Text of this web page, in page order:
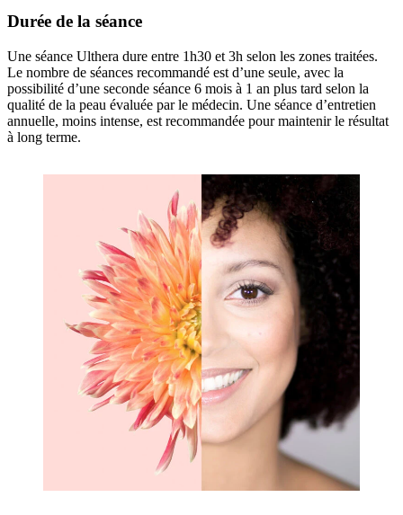
Durée de la séance
Une séance Ulthera dure entre 1h30 et 3h selon les zones traitées.
Le nombre de séances recommandé est d’une seule, avec la
possibilité d’une seconde séance 6 mois à 1 an plus tard selon la
qualité de la peau évaluée par le médecin. Une séance d’entretien
annuelle, moins intense, est recommandée pour maintenir le résultat
à long terme.